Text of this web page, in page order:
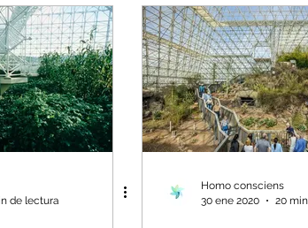
Alimentaria-Agua-Dieta
Artico - Antártida - Glaciares
de lectura
Homo consciens
30 ene 2020
20